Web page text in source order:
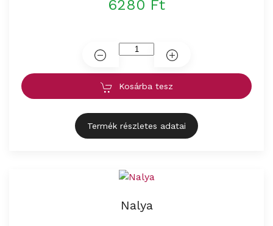
6280 Ft
Kosárba tesz
Termék részletes adatai
Nalya